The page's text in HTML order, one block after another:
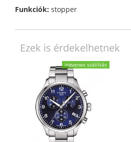
Funkciók: stopper
Ezek is érdekelhetnek
ingyenes szállítás